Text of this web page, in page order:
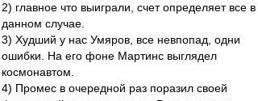
2) главное что выиграли, счет определяет все в
данном случае.
3) Худший у нас Умяров, все невпопад, одни
ошибки. На его фоне Мартинс выглядел
космонавтом.
4) Промес в очередной раз поразил своей